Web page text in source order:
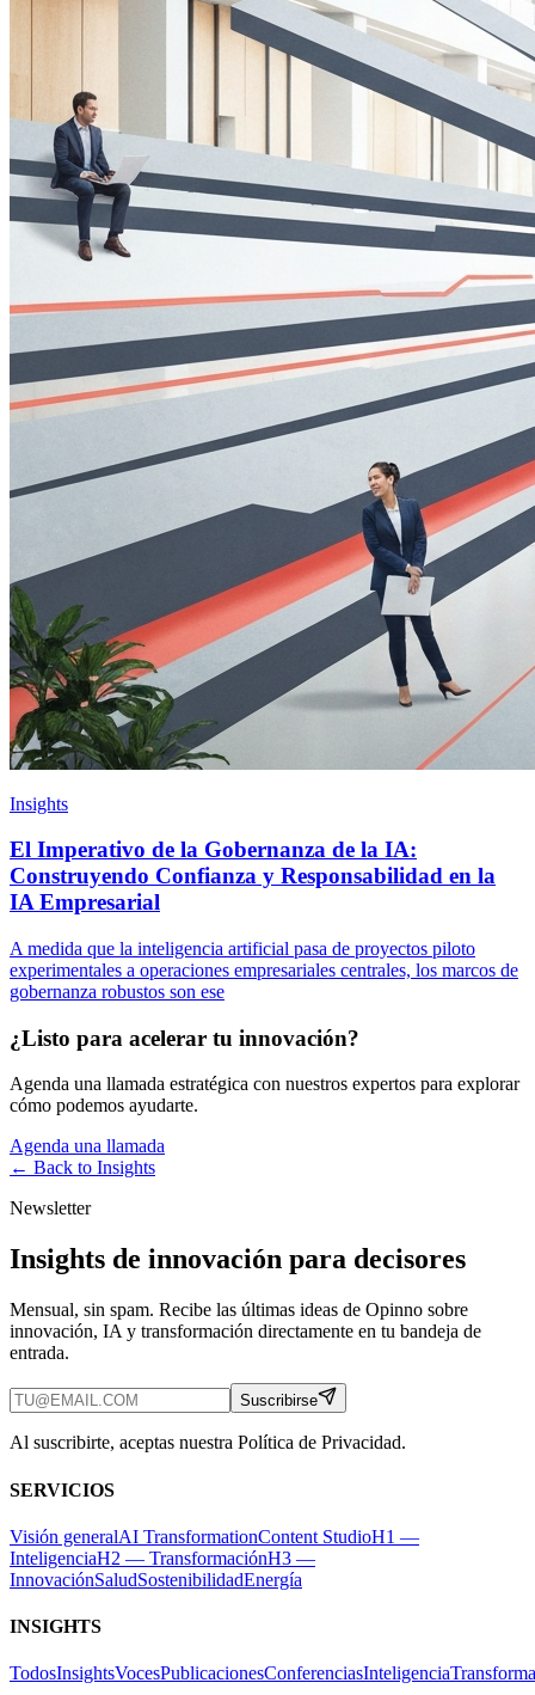
Insights
El Imperativo de la Gobernanza de la IA:
Construyendo Confianza y Responsabilidad en la
IA Empresarial
A medida que la inteligencia artificial pasa de proyectos piloto
experimentales a operaciones empresariales centrales, los marcos de
gobernanza robustos son ese
¿Listo para acelerar tu innovación?
Agenda una llamada estratégica con nuestros expertos para explorar
cómo podemos ayudarte.
Agenda una llamada
← Back to Insights
Newsletter
Insights de innovación para decisores
Mensual, sin spam. Recibe las últimas ideas de Opinno sobre
innovación, IA y transformación directamente en tu bandeja de
entrada.
Suscribirse
Al suscribirte, aceptas nuestra Política de Privacidad.
SERVICIOS
Visión generalAI TransformationContent StudioH1 —
InteligenciaH2 — TransformaciónH3 —
InnovaciónSaludSostenibilidadEnergía
INSIGHTS
TodosInsightsVocesPublicacionesConferenciasInteligencia